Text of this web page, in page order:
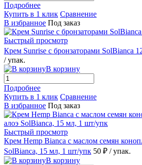
Подробнее
Купить в 1 клик Сравнение
В избранное Под заказ
Быстрый просмотр
Крем Sunrise с бронзаторами SolBianca
/ упак.
В корзину
Подробнее
Купить в 1 клик Сравнение
В избранное Под заказ
Быстрый просмотр
Крем Hemp Bianca с маслом семян
SolBianca, 15 мл, 1 шт/упк 50 ₽ / упак.
В корзину